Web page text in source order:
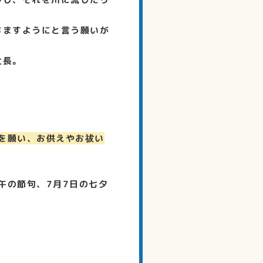
すようにと言う願いが
。
願い、お供えやお祓い
の節句、7月7日の七夕